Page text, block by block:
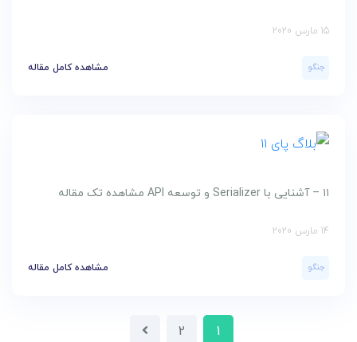
15 مارس 2020
جنگو مشاهده کامل مقاله
۱۱ – آشنایی با Serializer و توسعه API مشاهده تک مقاله
14 مارس 2020
جنگو مشاهده کامل مقاله
1
2